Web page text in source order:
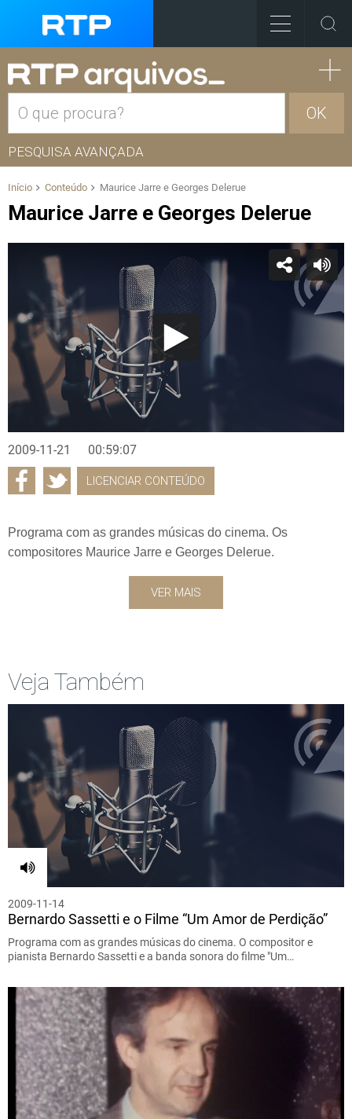
OK
PESQUISA AVANÇADA
Início Conteúdo Maurice Jarre e Georges Delerue
Maurice Jarre e Georges Delerue
2009-11-21 00:59:07
LICENCIAR CONTEÚDO
Programa com as grandes músicas do cinema. Os
compositores Maurice Jarre e Georges Delerue.
VER MAIS
Veja Também
2009-11-14
Bernardo Sassetti e o Filme “Um Amor de Perdição”
Programa com as grandes músicas do cinema. O compositor e
pianista Bernardo Sassetti e a banda sonora do filme "Um…